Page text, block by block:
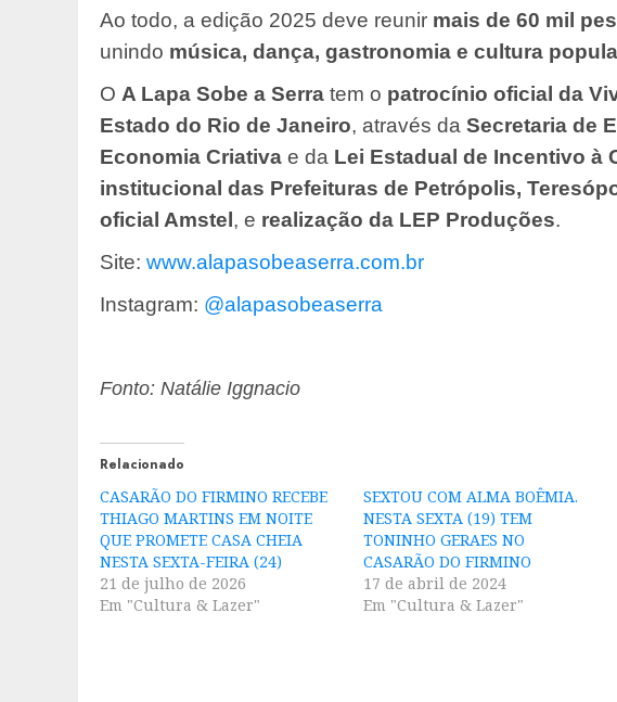
Ao todo, a edição 2025 deve reunir mais de 60 mil
unindo música, dança, gastronomia e cultura
O A Lapa Sobe a Serra tem o patrocínio oficial da
Estado do Rio de Janeiro, através da Secretaria de
Economia Criativa e da Lei Estadual de Incentivo à
institucional das Prefeituras de Petrópolis,
oficial Amstel , e realização da LEP Produções.
Site: www.alapasobeaserra.com.br
Instagram: @alapasobeaserra
Fonto: Natálie Iggnacio
Relacionado
CASARÃO DO FIRMINO RECEBE
THIAGO MARTINS EM NOITE
QUE PROMETE CASA CHEIA
NESTA SEXTA-FEIRA (24)
21 de julho de 2026
Em "Cultura & Lazer"
SEXTOU COM ALMA BOÊMIA.
NESTA SEXTA (19) TEM
TONINHO GERAES NO
CASARÃO DO FIRMINO
17 de abril de 2024
Em "Cultura & Lazer"